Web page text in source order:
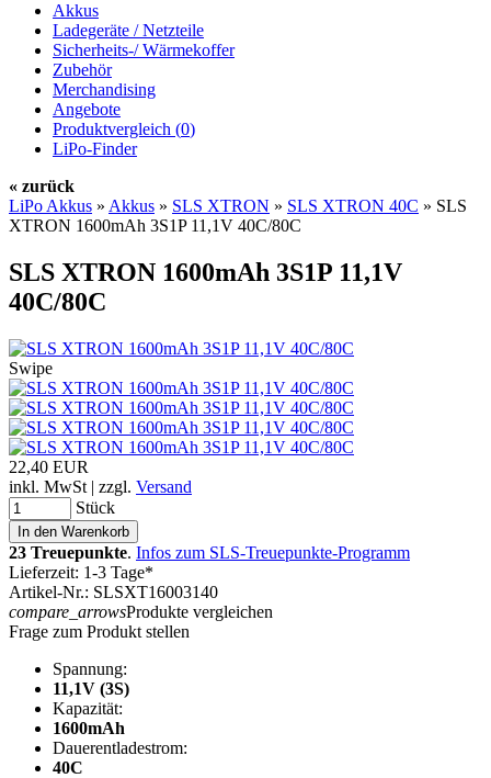
Akkus
Ladegeräte / Netzteile
Sicherheits-/ Wärmekoffer
Zubehör
Merchandising
Angebote
Produktvergleich (0)
LiPo-Finder
« zurück
LiPo Akkus » Akkus » SLS XTRON » SLS XTRON 40C » SLS
XTRON 1600mAh 3S1P 11,1V 40C/80C
SLS XTRON 1600mAh 3S1P 11,1V
40C/80C
Swipe
22,40 EUR
inkl. MwSt | zzgl. Versand
Stück
23 Treuepunkte. Infos zum SLS-Treuepunkte-Programm
Lieferzeit: 1-3 Tage*
Artikel-Nr.: SLSXT16003140
compare_arrowsProdukte vergleichen
Frage zum Produkt stellen
Spannung:
11,1V (3S)
Kapazität:
1600mAh
Dauerentladestrom:
40C